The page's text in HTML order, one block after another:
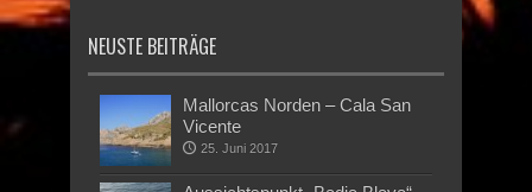
NEUSTE BEITRÄGE
Mallorcas Norden – Cala San
Vicente
25. Juni 2017